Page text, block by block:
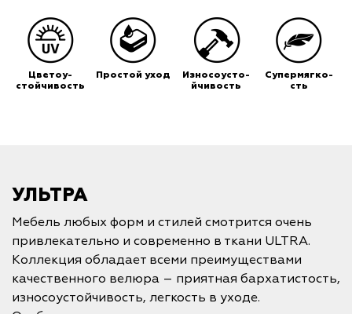
Цветоу-
стойчивость
Простой уход
Износоусто-
йчивость
Супермягко-
сть
УЛЬТРА
Мебель любых форм и стилей смотрится очень
привлекательно и современно в ткани ULTRA.
Коллекция обладает всеми преимуществами
качественного велюра – приятная бархатистость,
износоустойчивость, легкость в уходе.